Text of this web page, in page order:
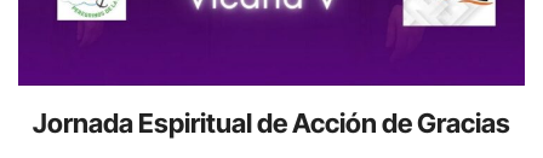
Jornada Espiritual de Acción de Gracias